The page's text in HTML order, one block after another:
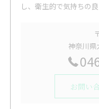
し、衛生的で気持ちの
神奈川
お問い